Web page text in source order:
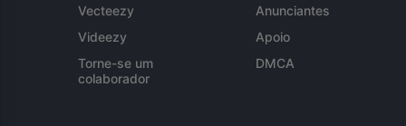
Vecteezy
Videezy
Torne-se um
colaborador
Anunciantes
Apoio
DMCA